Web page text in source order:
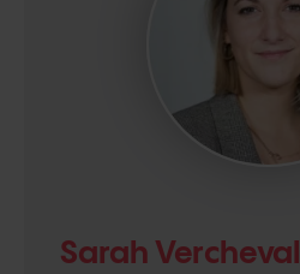
Sarah Vercheval